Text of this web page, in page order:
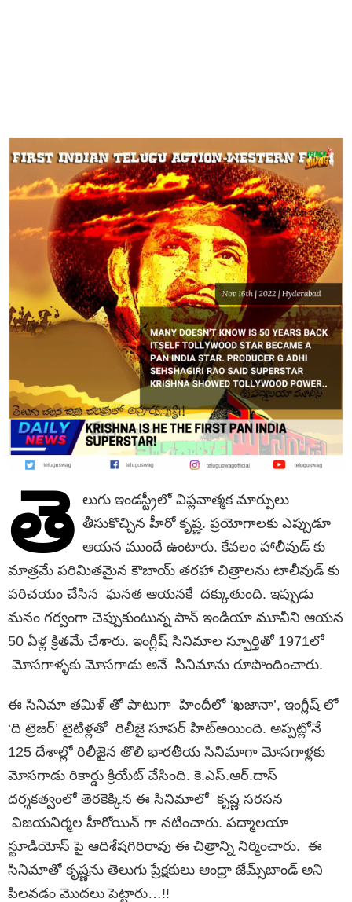
తె లుగు ఇండస్ట్రీలో విప్లవాత్మక మార్పులు
తీసుకొచ్చిన హీరో కృష్ణ. ప్రయోగాలకు ఎప్పుడూ
ఆయన ముందే ఉంటారు. కేవలం హాలీవుడ్ కు
మాత్రమే పరిమితమైన కౌబాయ్ తరహా చిత్రాలను టాలీవుడ్ కు
పరిచయం చేసిన ఘనత ఆయనకే దక్కుతుంది. ఇప్పుడు
మనం గర్వంగా చెప్పుకుంటున్న పాన్ ఇండియా మూవీని ఆయన
50 ఏళ్ల క్రితమే చేశారు. ఇంగ్లీష్ సినిమాల స్ఫూర్తితో 1971లో
మోసగాళ్ళకు మోసగాడు అనే సినిమాను రూపొందించారు.
ఈ సినిమా తమిళ్ తో పాటుగా హిందీలో ‘ఖజానా’, ఇంగ్లీష్ లో
‘ది ట్రెజర్’ టైటిళ్లతో రిలీజై సూపర్ హిట్అయింది. అప్పట్లోనే
125 దేశాల్లో రిలీజైన తొలి భారతీయ సినిమాగా మోసగాళ్లకు
మోసగాడు రికార్డు క్రియేట్ చేసింది. కె.ఎస్.ఆర్.దాస్
దర్శకత్వంలో తెరకెక్కిన ఈ సినిమాలో కృష్ణ సరసన
విజయనిర్మల హీరోయిన్ గా నటించారు. పద్మాలయా
స్టూడియోస్ పై ఆదిశేషగిరిరావు ఈ చిత్రాన్ని నిర్మించారు. ఈ
సినిమాతో కృష్ణను తెలుగు ప్రేక్షకులు ఆంధ్రా జేమ్స్‌బాండ్ అని
పిలవడం మొదలు పెట్టారు…!!